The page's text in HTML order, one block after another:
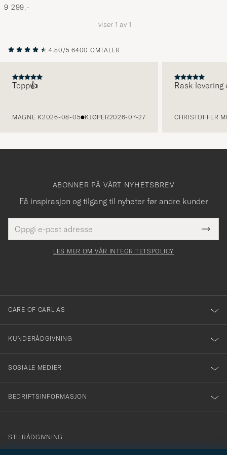
9 299,-
viser 1 av 1
4.80/5 6400 OMTALER
Topp👍
MAGNE K2026-08-05 KJØPER2026-07-27
Rask
CHRISTOFFER
ABONNER PÅ VÅRT NYHETSBREV
Få inspirasjon og tilgang til nyheter før andre kunder
postadresse
felt
Tack
för
dig
till
vårt
nyhetsbrev!
LES MER OM VÅR INTEGRITETSPOLICY
CARE OF CARL AS
KUNDERÅDGIVNING
SOSIALE MEDIER
BEDRIFTSINFORMASJON
info@careofcarl.no
STILRÅDGIVNING